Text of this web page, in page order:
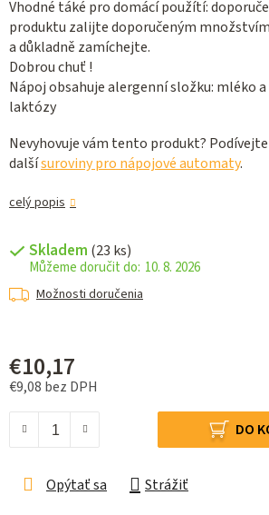
Vhodné táké pro domácí použítí:
produktu zalijte doporučeným množstvím
a důkladně zamíchejte.
Dobrou chuť !
Nápoj obsahuje alergenní složku: mléko
laktózy
Nevyhovuje vám tento produkt? Podívejte
dalšísuroviny pro nápojové automaty.
celý popis
Skladem (23 ks)
10. 8. 2026
Možnosti doručenia
€10,17
€9,08 bez DPH
DO
Opýtať sa Strážiť